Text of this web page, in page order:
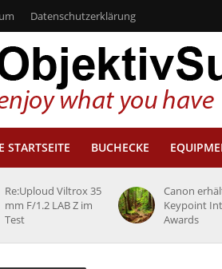
Datenschutzerklärung
STARTSEITE BUCHECKE
Re:Uploud Viltrox 35
mm F/1.2 LAB Z im
Test
Canon
Keypoint
Awards